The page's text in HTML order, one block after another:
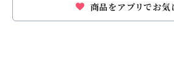
商品をアプリでお気